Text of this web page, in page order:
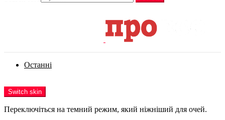
Останні
Switch skin
Переключіться на темний режим, який ніжніший для очей.